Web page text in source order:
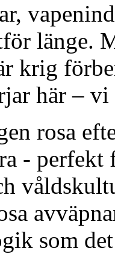
länge.
krig
här – vi
rosa
-
som